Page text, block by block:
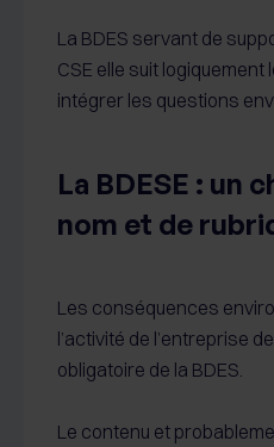
La BDES servant de
CSE elle suit logiquement
intégrer les questions
La BDESE : un
nom et de
Les conséquences
l’activité de l’entreprise
obligatoire de la BDES.
Le contenu et